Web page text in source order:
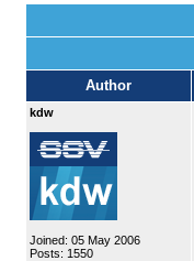
Author
kdw
Joined: 05 May 2006
Posts: 1550